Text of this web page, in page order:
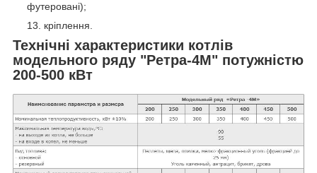
футеровані);
кріплення.
Технічні характеристики котлів
модельного ряду "Ретра-4М" потужністю
200-500 кВт